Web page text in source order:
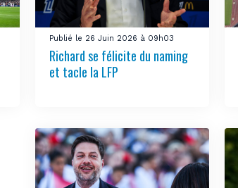
Publié le 26 Juin 2026 à 09h03
Richard se félicite du naming
et tacle la LFP